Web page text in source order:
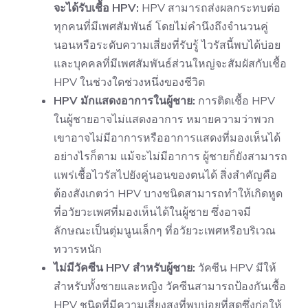
จะได้รับเชื้อ HPV: HPV สามารถส่งผลกระทบต่อ
ทุกคนที่มีเพศสัมพันธ์ โดยไม่คำนึงถึงจำนวนคู่
นอนหรือระดับความเสี่ยงที่รับรู้ ไวรัสนี้พบได้บ่อย
และบุคคลที่มีเพศสัมพันธ์ส่วนใหญ่จะสัมผัสกับเชื้อ
HPV ในช่วงใดช่วงหนึ่งของชีวิต
HPV มักแสดงอาการในผู้ชาย: การติดเชื้อ HPV
ในผู้ชายอาจไม่แสดงอาการ หมายความว่าพวก
เขาอาจไม่มีอาการหรืออาการแสดงที่มองเห็นได้
อย่างไรก็ตาม แม้จะไม่มีอาการ ผู้ชายก็ยังสามารถ
แพร่เชื้อไวรัสไปยังคู่นอนของตนได้ สิ่งสำคัญคือ
ต้องสังเกตว่า HPV บางชนิดสามารถทำให้เกิดหูด
ที่อวัยวะเพศที่มองเห็นได้ในผู้ชาย ซึ่งอาจมี
ลักษณะเป็นตุ่มนูนเล็กๆ ที่อวัยวะเพศหรือบริเวณ
ทวารหนัก
ไม่มีวัคซีน HPV สำหรับผู้ชาย: วัคซีน HPV มีให้
สำหรับทั้งชายและหญิง วัคซีนสามารถป้องกันเชื้อ
HPV ชนิดที่มีความเสี่ยงสูงที่พบบ่อยที่สุดซึ่งก่อให้